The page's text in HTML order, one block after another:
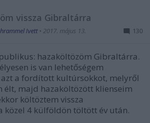
vissza Gibraltárra
Ivett • 2017. május 13. 130
hazaköltözöm Gibraltárra.
is van lehetőségem
a fordított kultúrsokkot, melyről
élt, majd hazaköltözött klienseim
költöztem vissza
közel 4 külföldön töltött év után.